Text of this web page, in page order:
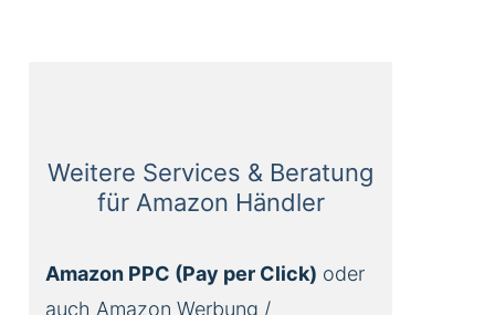
Weitere Services & Beratung
für Amazon Händler
Amazon PPC (Pay per Click) oder
auch Amazon Werbung /